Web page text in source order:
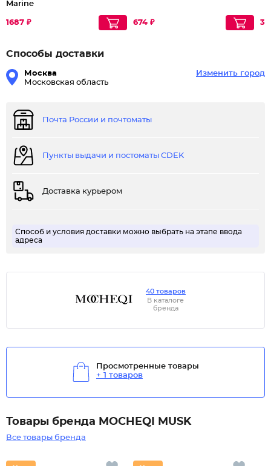
Marine
1687 ₽ 674 ₽
Способы доставки
Москва
Московская область
Изменить город
Почта России и почтоматы
Пункты выдачи и постоматы CDEK
Доставка курьером
Способ и условия доставки можно выбрать на этапе ввода
адреса
40 товаров
В каталоге
бренда
Просмотренные товары
+ 1 товаров
Товары бренда MOCHEQI MUSK
Все товары бренда